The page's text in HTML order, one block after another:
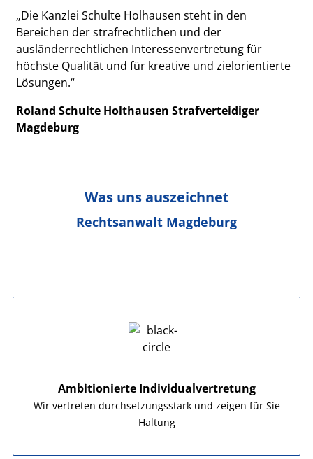
„Die Kanzlei Schulte Holhausen steht in den
Bereichen der strafrechtlichen und der
ausländerrechtlichen Interessenvertretung für
höchste Qualität und für kreative und zielorientierte
Lösungen.“
Roland Schulte Holthausen Strafverteidiger
Magdeburg
Was uns auszeichnet
Rechtsanwalt Magdeburg
Ambitionierte Individualvertretung
Wir vertreten durchsetzungsstark und zeigen für Sie
Haltung